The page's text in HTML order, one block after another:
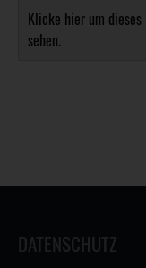
Klicke hier um
sehen.
DATENSCHUTZ